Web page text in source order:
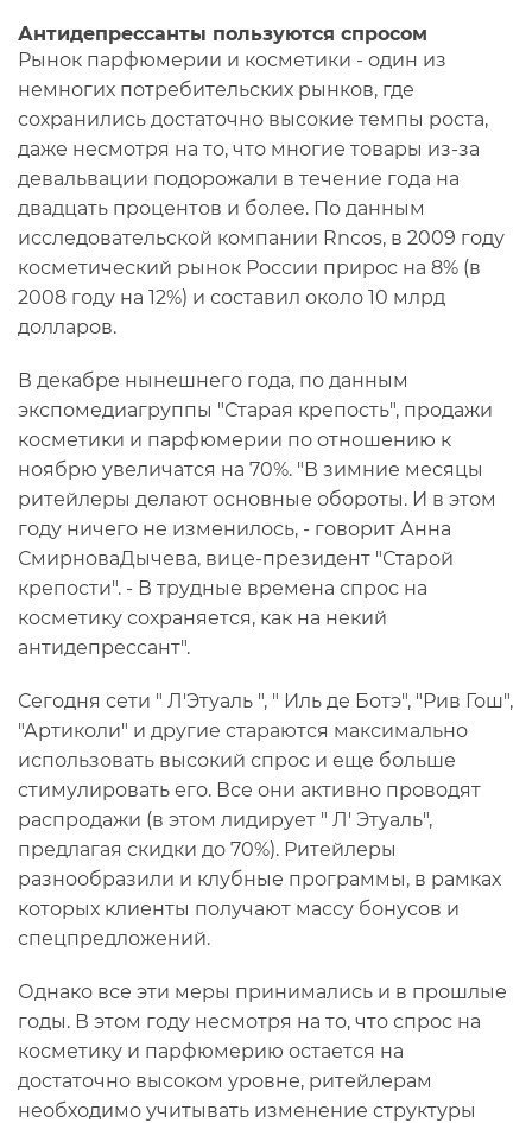
Антидепрессанты пользуются спросом
Рынок парфюмерии и косметики - один из
немногих потребительских рынков, где
сохранились достаточно высокие темпы роста,
даже несмотря на то, что многие товары из-за
девальвации подорожали в течение года на
двадцать процентов и более. По данным
исследовательской компании Rncos, в 2009 году
косметический рынок России прирос на 8% (в
2008 году на 12%) и составил около 10 млрд
долларов.
В декабре нынешнего года, по данным
экспомедиагруппы "Старая крепость", продажи
косметики и парфюмерии по отношению к
ноябрю увеличатся на 70%. "В зимние месяцы
ритейлеры делают основные обороты. И в этом
году ничего не изменилось, - говорит Анна
СмирноваДычева, вице-президент "Старой
крепости". - В трудные времена спрос на
косметику сохраняется, как на некий
антидепрессант".
Сегодня сети " Л'Этуаль ", " Иль де Ботэ", "Рив Гош",
"Артиколи" и другие стараются максимально
использовать высокий спрос и еще больше
стимулировать его. Все они активно проводят
распродажи (в этом лидирует " Л' Этуаль",
предлагая скидки до 70%). Ритейлеры
разнообразили и клубные программы, в рамках
которых клиенты получают массу бонусов и
спецпредложений.
Однако все эти меры принимались и в прошлые
годы. В этом году несмотря на то, что спрос на
косметику и парфюмерию остается на
достаточно высоком уровне, ритейлерам
необходимо учитывать изменение структуры